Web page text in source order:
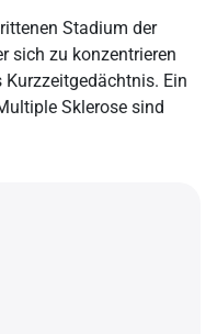
Stadium der
sich zu konzentrieren
Ein
Sklerose sind